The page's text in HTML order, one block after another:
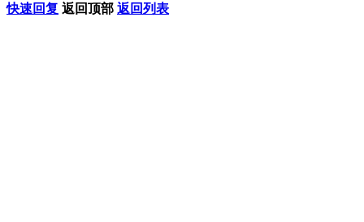
快速回复 返回顶部 返回列表